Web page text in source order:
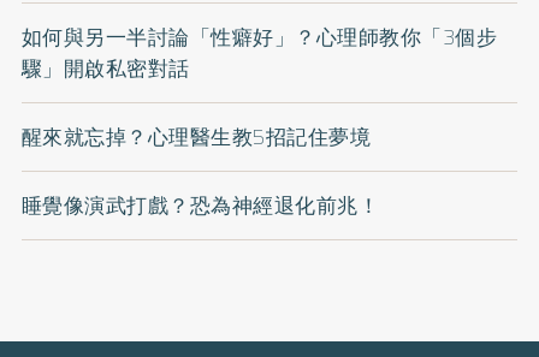
如何與另一半討論「性癖好」？心理師教你「3個步
驟」開啟私密對話
醒來就忘掉？心理醫生教5招記住夢境
睡覺像演武打戲？恐為神經退化前兆！